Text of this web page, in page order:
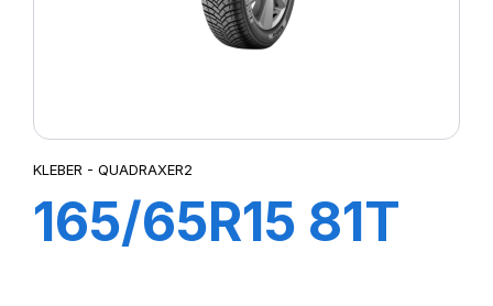
KLEBER - QUADRAXER2
165/65R15 81T